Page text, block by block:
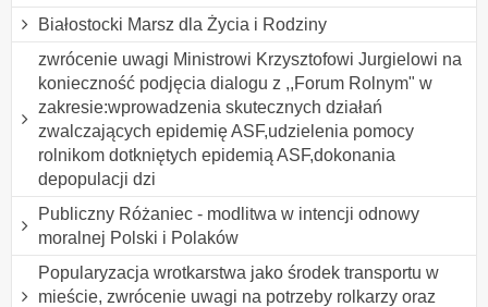
Białostocki Marsz dla Życia i Rodziny
zwrócenie uwagi Ministrowi Krzysztofowi Jurgielowi na
konieczność podjęcia dialogu z ,,Forum Rolnym" w
zakresie:wprowadzenia skutecznych działań
zwalczających epidemię ASF,udzielenia pomocy
rolnikom dotkniętych epidemią ASF,dokonania
depopulacji dzi
Publiczny Różaniec - modlitwa w intencji odnowy
moralnej Polski i Polaków
Popularyzacja wrotkarstwa jako środek transportu w
mieście, zwrócenie uwagi na potrzeby rolkarzy oraz